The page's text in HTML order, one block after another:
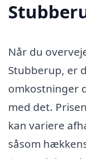
Når du
Stubberup, er
omkostninger
med det.
kan variere
såsom